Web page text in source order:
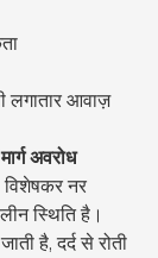
लगातार आवाज़
अवरोध
विशेषकर नर
स्थिति है।
है, दर्द से रोती